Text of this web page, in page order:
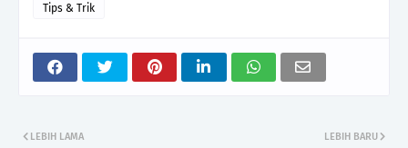
Tips & Trik
LEBIH BARU
LEBIH LAMA